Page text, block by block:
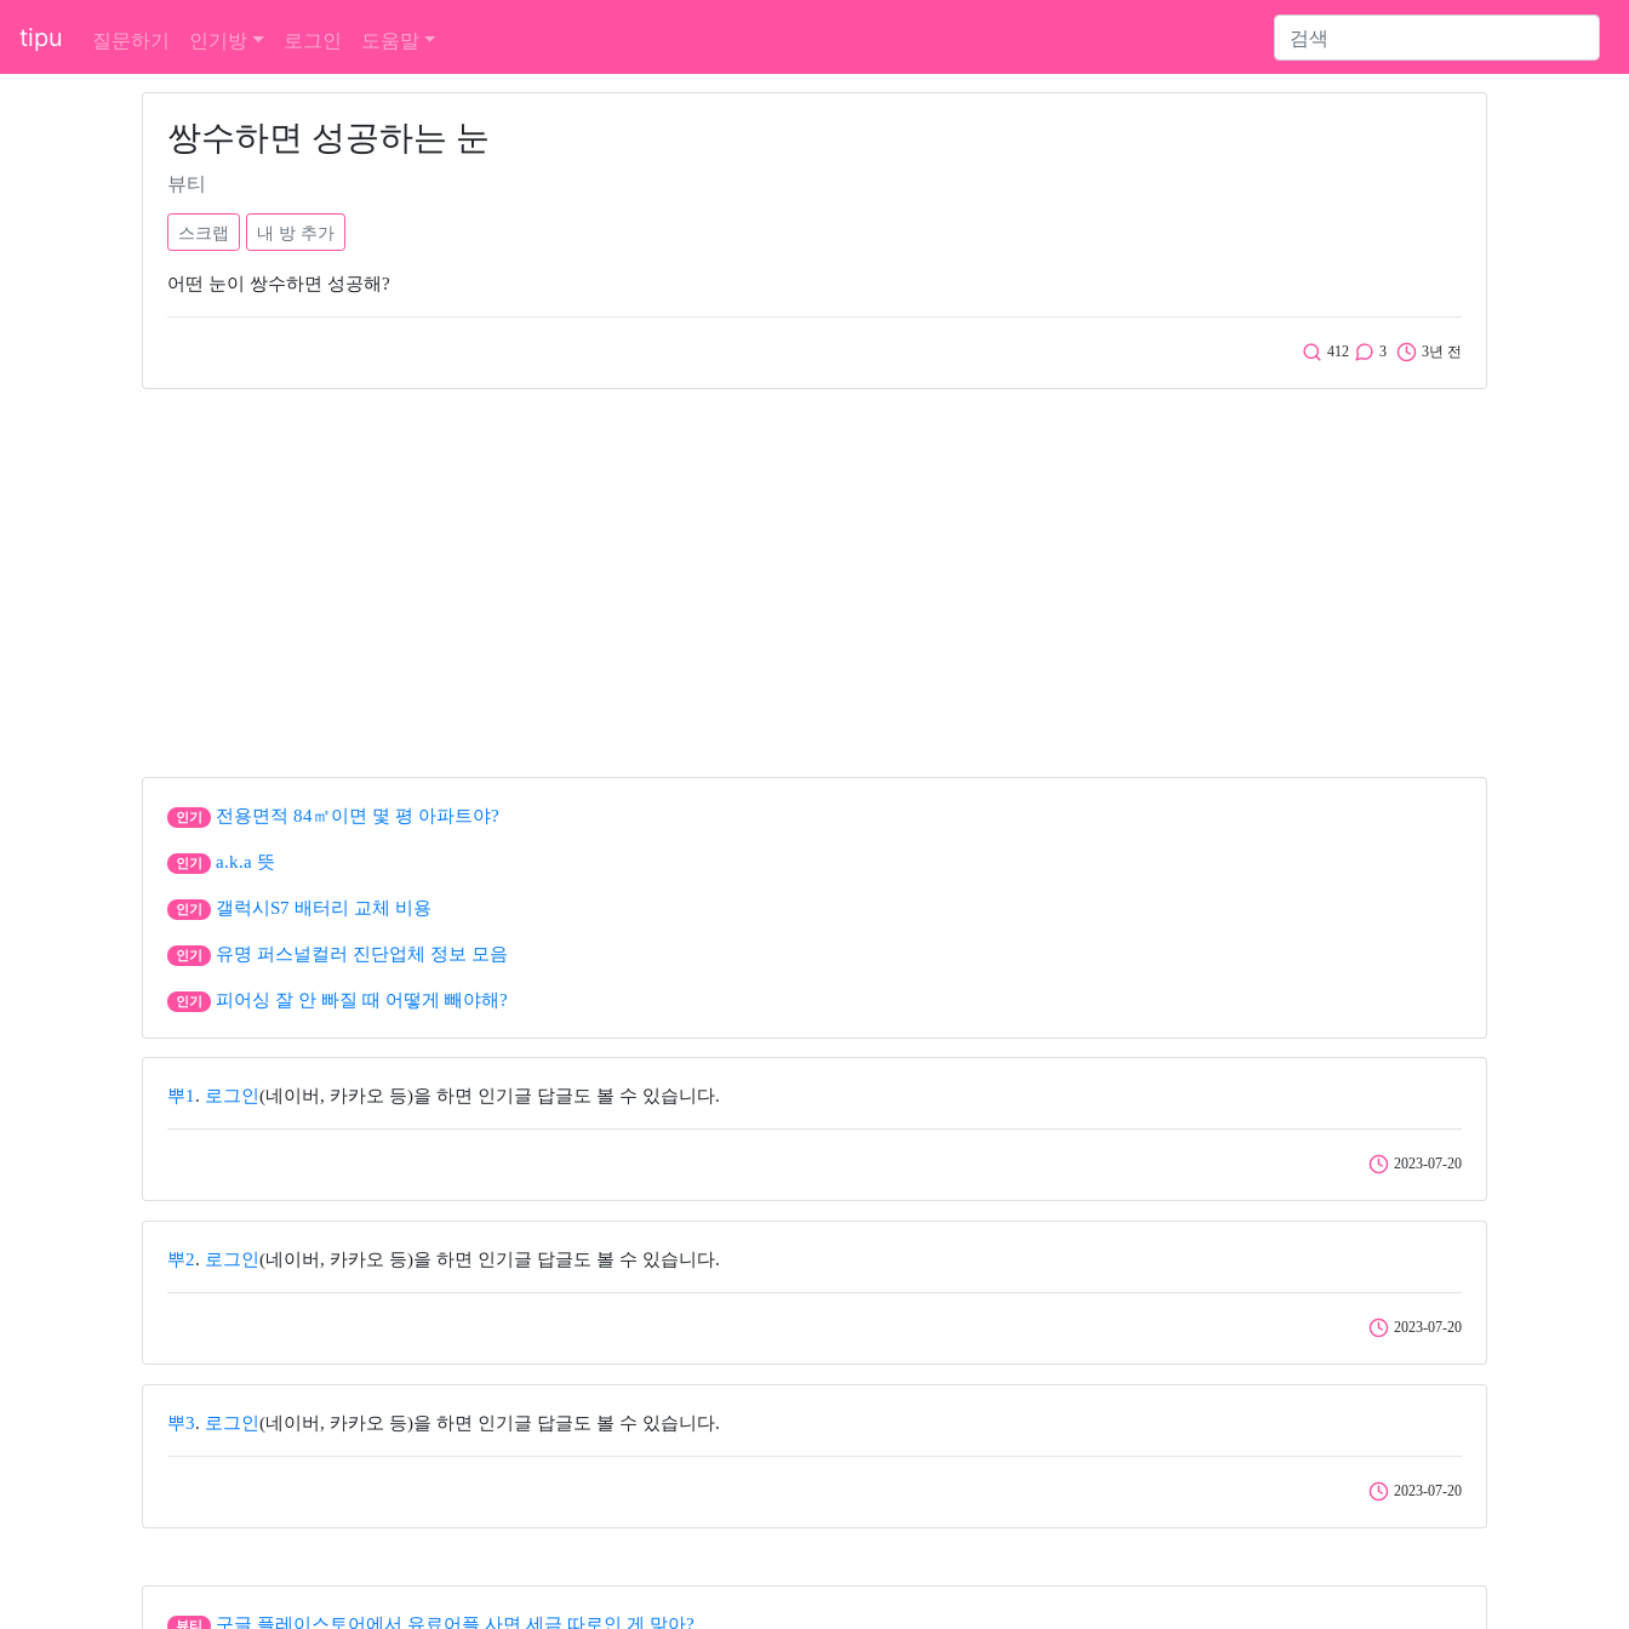
tipu 질문하기 인기방 로그인 도움말
쌍수하면 성공하는 눈
뷰티
스크랩 내 방 추가
어떤 눈이 쌍수하면 성공해?
412 3 3년 전
인기 전용면적 84㎡이면 몇 평 아파트야?
인기 a.k.a 뜻
인기 갤럭시S7 배터리 교체 비용
인기 유명 퍼스널컬러 진단업체 정보 모음
인기 피어싱 잘 안 빠질 때 어떻게 빼야해?
뿌1 . 로그인 (네이버, 카카오 등)을 하면 인기글 답글도 볼 수 있습니다.
2023-07-20
뿌2. 로그인 (네이버, 카카오 등)을 하면 인기글 답글도 볼 수 있습니다.
2023-07-20
뿌3. 로그인 (네이버, 카카오 등)을 하면 인기글 답글도 볼 수 있습니다.
2023-07-20
뷰티 구글 플레이스토어에서 유료어플 사면 세금 따로인 게 맞아?